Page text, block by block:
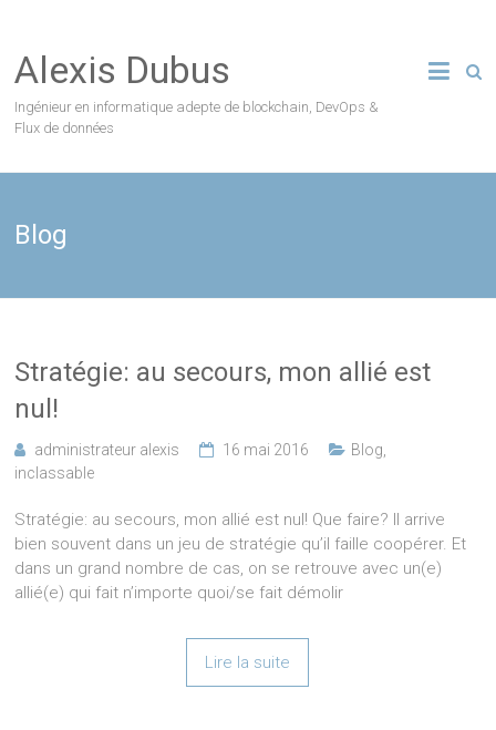
content
Alexis Dubus
Ingénieur en informatique adepte de blockchain, DevOps &
Flux de données
Blog
Stratégie: au secours, mon allié est
nul!
administrateur alexis 16 mai 2016 Blog
inclassable
Stratégie: au secours, mon allié est nul! Que faire? Il arrive
bien souvent dans un jeu de stratégie qu’il faille coopérer. Et
dans un grand nombre de cas, on se retrouve avec un(e)
allié(e) qui fait n’importe quoi/se fait démolir
Lire la suite